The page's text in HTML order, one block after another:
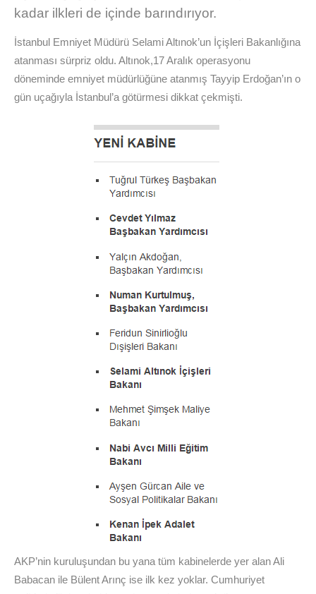
kadar ilkleri de içinde barındırıyor.
İstanbul Emniyet Müdürü Selami Altınok’un İçişleri Bakanlığına
atanması sürpriz oldu. Altınok,17 Aralık operasyonu
döneminde emniyet müdürlüğüne atanmış Tayyip Erdoğan’ın o
gün uçağıyla İstanbul’a götürmesi dikkat çekmişti.
AKP’nin kuruluşundan bu yana tüm kabinelerde yer alan Ali
Babacan ile Bülent Arınç ise ilk kez yoklar. Cumhuriyet